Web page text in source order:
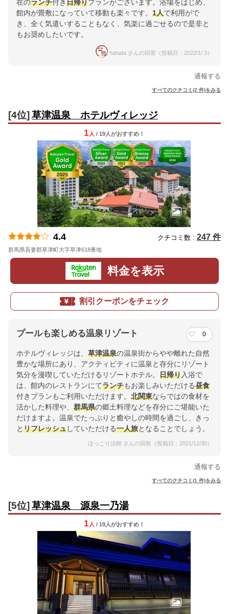
在のランチ付き日帰りプランがございます。浴場をはじめ、
館内が畳敷になっていて移動も楽々です。 1人で利用がで
き、全く気遣いすることもなく、気楽に過ごせるので是非と
もお奨めしたいです。
hahata さんの回答（投稿日：2022/1/ 3）
通報する
すべてのクチコミ(2 件)をみる
[4位] 草津温泉 ホテルヴィレッジ
1 人 / 19人がおすすめ！
4.4 クチコミ数 : 247 件
群馬県吾妻郡草津町大字草津618番地
料金を表示
割引クーポンをチェック
プールも楽しめる温泉リゾート 0
ホテルヴィレッジは、 草津温泉の温泉街からやや離れた自然
豊かな場所にあり、アクティビティに温泉と存分にリゾート
気分を漫喫していただけるリゾートホテル。 日帰り入浴で
は、館内のレストランにてランチもお楽しみいただける昼食
付きプランもご利用いただけます。 北関東ならではの食材を
活かした料理や、 群馬県の郷土料理などを存分にご堪能いた
だけますよ。温泉でたっぷりと癒やしの時間を過ごし、きっ
とリフレッシュしていただける一人旅となることでしょう。
ほっこり法師 さんの回答（投稿日：2021/12/30）
通報する
すべてのクチコミ(1 件)をみる
[5位] 草津温泉 源泉一乃湯
1 人 / 19人がおすすめ！